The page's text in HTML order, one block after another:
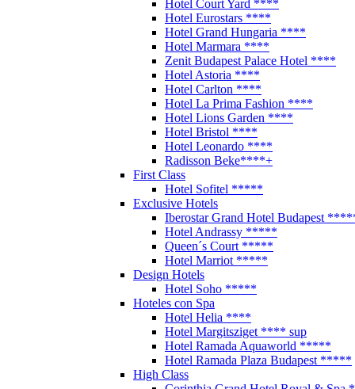
Hotel Court Yard ****
Hotel Eurostars ****
Hotel Grand Hungaria ****
Hotel Marmara ****
Zenit Budapest Palace Hotel ****
Hotel Astoria ****
Hotel Carlton ****
Hotel La Prima Fashion ****
Hotel Lions Garden ****
Hotel Bristol ****
Hotel Leonardo ****
Radisson Beke****+
First Class
Hotel Sofitel *****
Exclusive Hotels
Iberostar Grand Hotel Budapest
Hotel Andrassy *****
Queen´s Court *****
Hotel Marriot *****
Design Hotels
Hotel Soho *****
Hoteles con Spa
Hotel Helia ****
Hotel Margitsziget **** sup
Hotel Ramada Aquaworld *****
Hotel Ramada Plaza Budapest *****
High Class